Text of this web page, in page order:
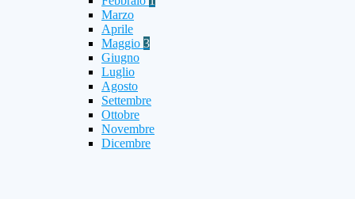
Marzo
Aprile
Maggio 3
Giugno
Luglio
Agosto
Settembre
Ottobre
Novembre
Dicembre